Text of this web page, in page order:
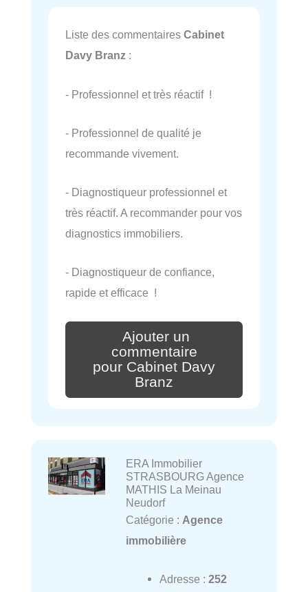
Liste des commentaires Cabinet
Davy Branz :
- Professionnel et très réactif !
- Professionnel de qualité je
recommande vivement.
- Diagnostiqueur professionnel et
très réactif. A recommander pour vos
diagnostics immobiliers.
- Diagnostiqueur de confiance,
rapide et efficace !
Ajouter un
commentaire
pour Cabinet Davy
Branz
ERA Immobilier
STRASBOURG Agence
MATHIS La Meinau
Neudorf
Catégorie : Agence
immobilière
Adresse : 252